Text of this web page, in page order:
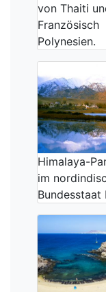
von Thaiti
Französisch
Polynesien.
Himalaya-
im
Bundesstaat